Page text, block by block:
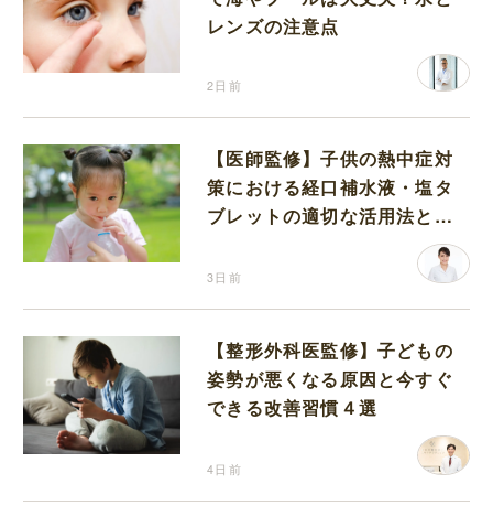
レンズの注意点
2日前
【医師監修】子供の熱中症対
策における経口補水液・塩タ
ブレットの適切な活用法と水
3日前
【整形外科医監修】子どもの
姿勢が悪くなる原因と今すぐ
できる改善習慣４選
4日前